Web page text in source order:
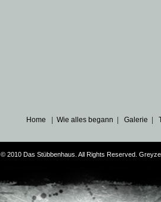
Home |Wie alles begann |Galerie |
© 2010 Das Stübbenhaus. All Rights Reserved.